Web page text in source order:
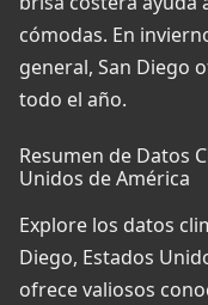
cómodas. En
general, San Diego
todo el año.
Resumen de Datos
Unidos de América
Explore los datos
Diego, Estados
ofrece valiosos